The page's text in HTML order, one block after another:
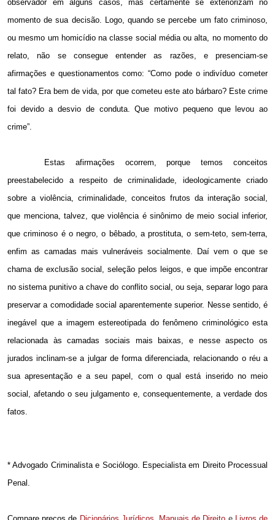
observador em alguns casos, mas certamente se exteriorizam no
momento de sua decisão. Logo, quando se percebe um fato criminoso,
ou mesmo um homicídio na classe social média ou alta, no momento do
relato, não se consegue entender as razões, e presenciam-se
afirmações e questionamentos como: “Como pode o indivíduo cometer
tal fato? Era bem de vida, por que cometeu este ato bárbaro? Este crime
foi devido a desvio de conduta. Que motivo pequeno que levou ao
crime”.
Estas afirmações ocorrem, porque temos conceitos
preestabelecido a respeito de criminalidade, ideologicamente criado
sobre a violência, criminalidade, conceitos frutos da interação social,
que menciona, talvez, que violência é sinônimo de meio social inferior,
que criminoso é o negro, o bêbado, a prostituta, o sem-teto, sem-terra,
enfim as camadas mais vulneráveis socialmente. Daí vem o que se
chama de exclusão social, seleção pelos leigos, e que impõe encontrar
no sistema punitivo a chave do conflito social, ou seja, separar logo para
preservar a comodidade social aparentemente superior. Nesse sentido, é
inegável que a imagem estereotipada do fenômeno criminológico esta
relacionada às camadas sociais mais baixas, e nesse aspecto os
jurados inclinam-se a julgar de forma diferenciada, relacionando o réu a
sua apresentação e a seu papel, com o qual está inserido no meio
social, afetando o seu julgamento e, consequentemente, a verdade dos
fatos.
* Advogado Criminalista e Sociólogo. Especialista em Direito Processual
Penal.